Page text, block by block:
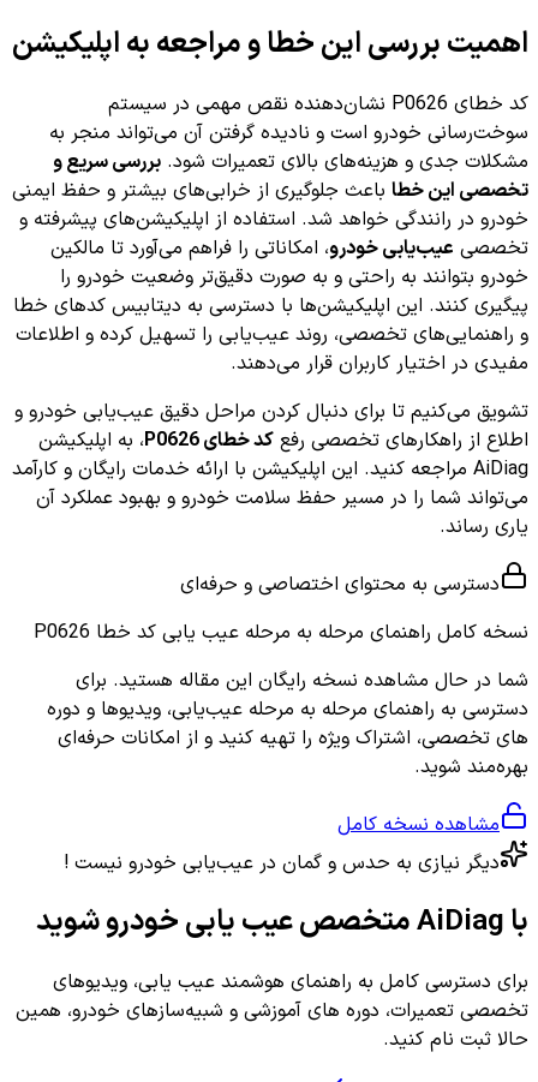
اهمیت بررسی این خطا و مراجعه به اپلیکیشن
کد خطای P0626 نشان‌دهنده نقص مهمی در سیستم
سوخت‌رسانی خودرو است و نادیده گرفتن آن می‌تواند منجر به
مشکلات جدی و هزینه‌های بالای تعمیرات شود. بررسی سریع و
تخصصی این خطا باعث جلوگیری از خرابی‌های بیشتر و حفظ ایمنی
خودرو در رانندگی خواهد شد. استفاده از اپلیکیشن‌های پیشرفته و
تخصصی عیب‌یابی خودرو، امکاناتی را فراهم می‌آورد تا مالکین
خودرو بتوانند به راحتی و به صورت دقیق‌تر وضعیت خودرو را
پیگیری کنند. این اپلیکیشن‌ها با دسترسی به دیتابیس کدهای خطا
و راهنمایی‌های تخصصی، روند عیب‌یابی را تسهیل کرده و اطلاعات
مفیدی در اختیار کاربران قرار می‌دهند.
تشویق می‌کنیم تا برای دنبال کردن مراحل دقیق عیب‌یابی خودرو و
اطلاع از راهکارهای تخصصی رفع کد خطای P0626
، به اپلیکیشن
AiDiag مراجعه کنید. این اپلیکیشن با ارائه خدمات رایگان و کارآمد
می‌تواند شما را در مسیر حفظ سلامت خودرو و بهبود عملکرد آن
یاری رساند.
دسترسی به محتوای اختصاصی و حرفه‌ای
نسخه کامل راهنمای مرحله به مرحله عیب یابی کد خطا P0626
شما در حال مشاهده نسخه رایگان این مقاله هستید. برای
دسترسی به راهنمای مرحله به مرحله عیب‌یابی، ویدیوها و دوره
های تخصصی، اشتراک ویژه را تهیه کنید و از امکانات حرفه‌ای
بهره‌مند شوید.
مشاهده نسخه کامل
دیگر نیازی به حدس و گمان در عیب‌یابی خودرو نیست !
با AiDiag متخصص عیب یابی خودرو شوید
برای دسترسی کامل به راهنمای هوشمند عیب یابی، ویدیوهای
تخصصی تعمیرات، دوره های آموزشی و شبیه‌سازهای خودرو، همین
حالا ثبت نام کنید.